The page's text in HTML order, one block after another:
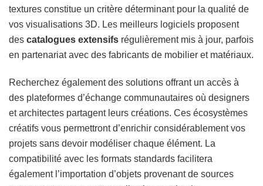
textures constitue un critère déterminant pour la qualité de
vos visualisations 3D. Les meilleurs logiciels proposent
des catalogues extensifs régulièrement mis à jour, parfois
en partenariat avec des fabricants de mobilier et matériaux.
Recherchez également des solutions offrant un accès à
des plateformes d’échange communautaires où designers
et architectes partagent leurs créations. Ces écosystèmes
créatifs vous permettront d’enrichir considérablement vos
projets sans devoir modéliser chaque élément. La
compatibilité avec les formats standards facilitera
également l’importation d’objets provenant de sources